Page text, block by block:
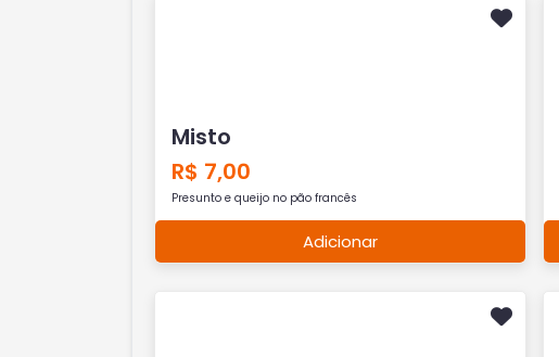
Misto
R$ 7,00
Presunto e queijo no pão francês
Adicionar